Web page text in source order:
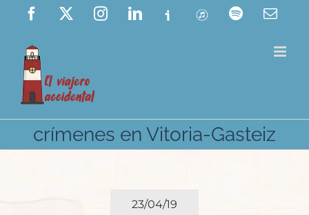
Saltar
contenido
Facebook InstagramLinkedIn
Ivoox ITunes Spotify
crímenes en Vitoria-Gasteiz
23/04/19